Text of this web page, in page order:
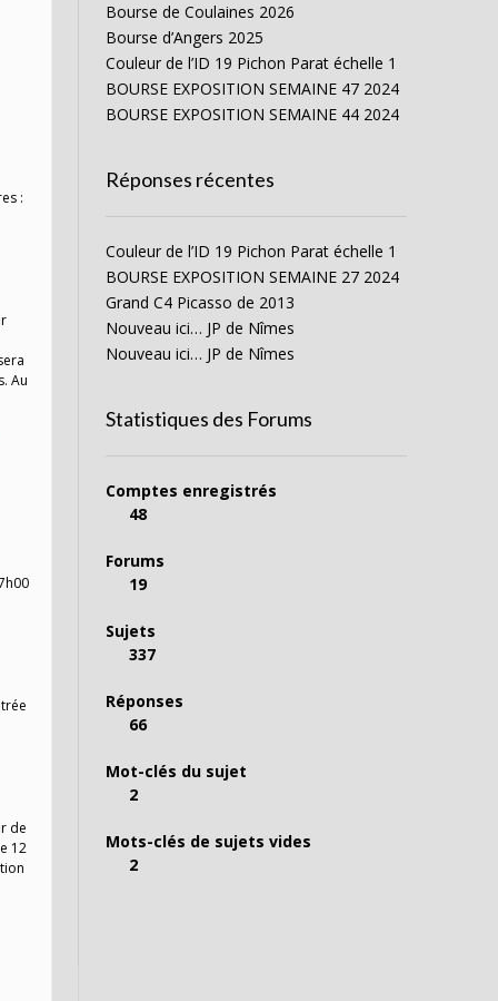
:
Au
de
12
Bourse de Coulaines 2026
Bourse d’Angers 2025
Couleur de l’ID 19 Pichon Parat échelle 1
BOURSE EXPOSITION SEMAINE 47 2024
BOURSE EXPOSITION SEMAINE 44 2024
Réponses récentes
Couleur de l’ID 19 Pichon Parat échelle 1
BOURSE EXPOSITION SEMAINE 27 2024
Grand C4 Picasso de 2013
Nouveau ici… JP de Nîmes
Nouveau ici… JP de Nîmes
Statistiques des Forums
Comptes enregistrés
48
Forums
19
Sujets
337
Réponses
66
Mot-clés du sujet
2
Mots-clés de sujets vides
2